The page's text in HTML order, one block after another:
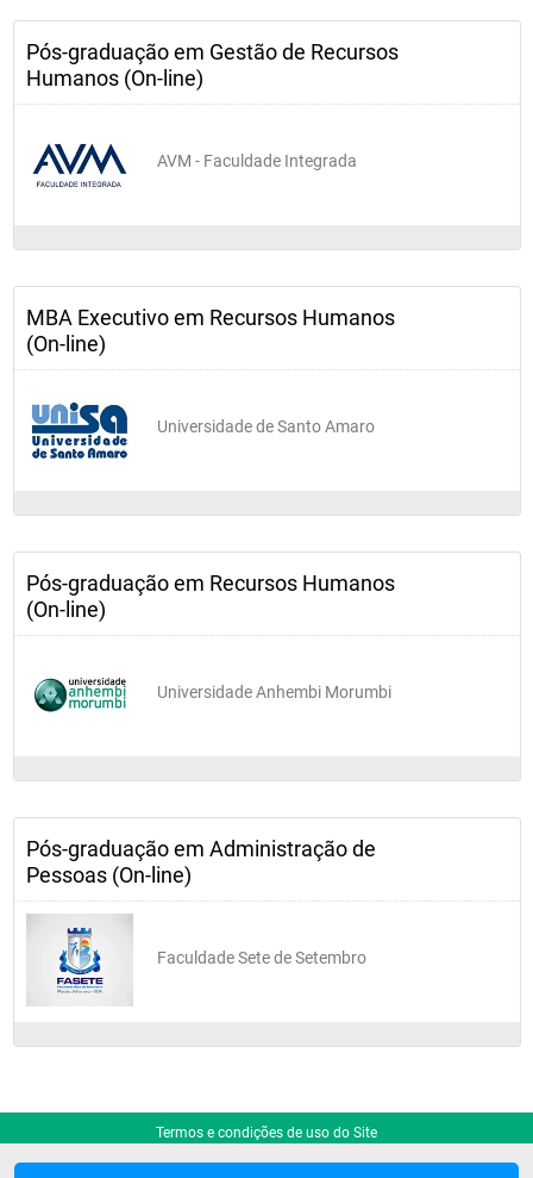
Pós-graduação em Gestão de Recursos
Humanos (On-line)
AVM - Faculdade Integrada
MBA Executivo em Recursos Humanos
(On-line)
Universidade de Santo Amaro
Pós-graduação em Recursos Humanos
(On-line)
Universidade Anhembi Morumbi
Pós-graduação em Administração de
Pessoas (On-line)
Faculdade Sete de Setembro
Termos e condições de uso do Site